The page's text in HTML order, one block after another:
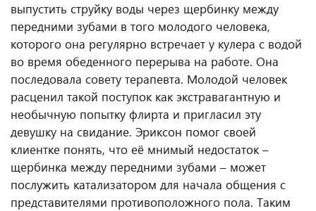
выпустить струйку воды через щербинку между
передними зубами в того молодого человека,
которого она регулярно встречает у кулера с водой
во время обеденного перерыва на работе. Она
последовала совету терапевта. Молодой человек
расценил такой поступок как экстравагантную и
необычную попытку флирта и пригласил эту
девушку на свидание. Эриксон помог своей
клиентке понять, что её мнимый недостаток –
щербинка между передними зубами – может
послужить катализатором для начала общения с
представителями противоположного пола. Таким